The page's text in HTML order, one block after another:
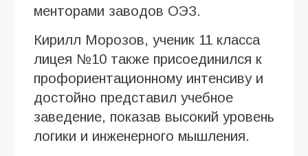
менторами заводов ОЭЗ.
Кирилл Морозов, ученик 11 класса
лицея №10 также присоединился к
профориентационному интенсиву и
достойно представил учебное
заведение, показав высокий уровень
логики и инженерного мышления.